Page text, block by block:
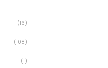
(16)
(108)
(1)